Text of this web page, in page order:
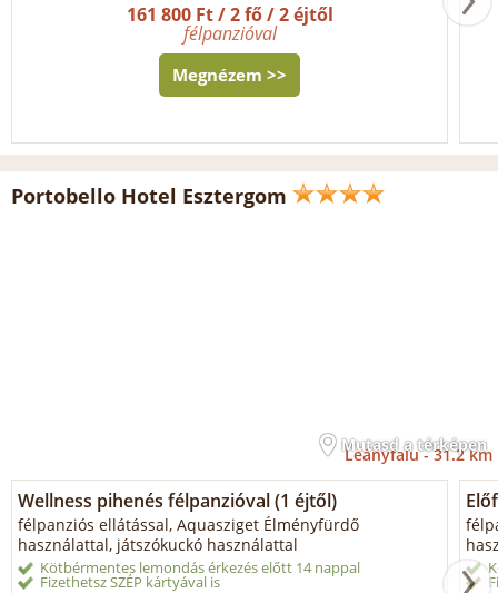
161 800 Ft / 2 fő / 2 éjtől
félpanzióval
Megnézem >>
Portobello Hotel Esztergom
Mutasd a térképen
Leányfalu -31.2 km
Wellness pihenés félpanzióval (1 éjtől)
félpanziós ellátással, Aquasziget Élményfürdő
használattal, játszókuckó használattal
Kötbérmentes lemondás érkezés előtt 14 nappal
Fizethetsz SZÉP kártyával is